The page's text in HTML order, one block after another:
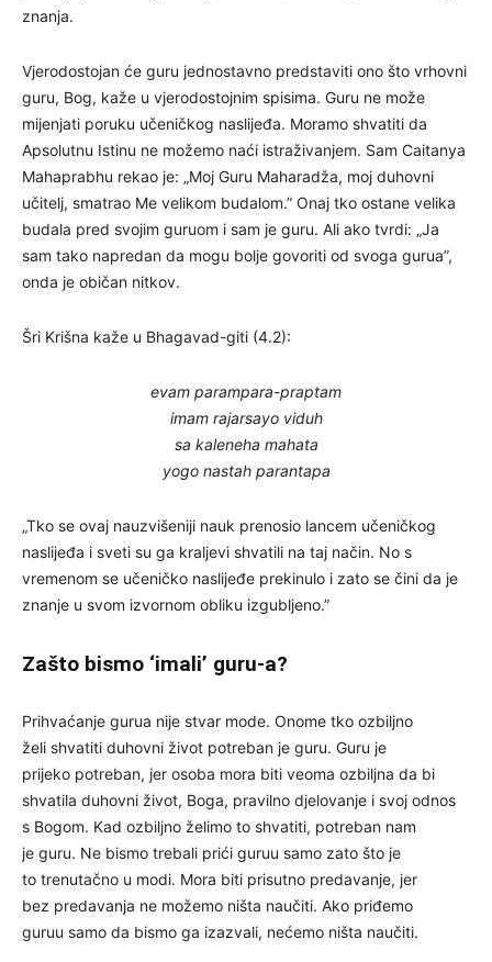
znanja.
Vjerodostojan će guru jednostavno predstaviti ono što vrhovni
guru, Bog, kaže u vjerodostojnim spisima. Guru ne može
mijenjati poruku učeničkog naslijeđa. Moramo shvatiti da
Apsolutnu Istinu ne možemo naći istraživanjem. Sam Caitanya
Mahaprabhu rekao je: „Moj Guru Maharadža, moj duhovni
učitelj, smatrao Me velikom budalom.” Onaj tko ostane velika
budala pred svojim guruom i sam je guru. Ali ako tvrdi: „Ja
sam tako napredan da mogu bolje govoriti od svoga gurua”,
onda je običan nitkov.
Šri Krišna kaže u Bhagavad-giti (4.2):
evam parampara-praptam
imam rajarsayo viduh
sa kaleneha mahata
yogo nastah parantapa
„Tko se ovaj nauzvišeniji nauk prenosio lancem učeničkog
naslijeđa i sveti su ga kraljevi shvatili na taj način. No s
vremenom se učeničko naslijeđe prekinulo i zato se čini da je
znanje u svom izvornom obliku izgubljeno.”
Zašto bismo ‘imali’ guru-a?
Prihvaćanje gurua nije stvar mode. Onome tko ozbiljno
želi shvatiti duhovni život potreban je guru. Guru je
prijeko potreban, jer osoba mora biti veoma ozbiljna da bi
shvatila duhovni život, Boga, pravilno djelovanje i svoj odnos
s Bogom. Kad ozbiljno želimo to shvatiti, potreban nam
je guru. Ne bismo trebali prići guruu samo zato što je
to trenutačno u modi. Mora biti prisutno predavanje, jer
bez predavanja ne možemo ništa naučiti. Ako priđemo
guruu samo da bismo ga izazvali, nećemo ništa naučiti.